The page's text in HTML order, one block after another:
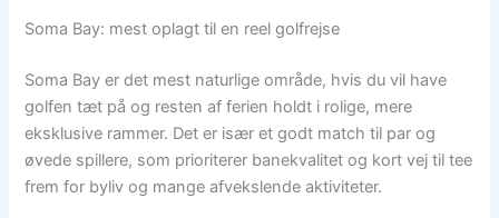
Soma Bay: mest oplagt til en reel golfrejse
Soma Bay er det mest naturlige område, hvis du vil have
golfen tæt på og resten af ferien holdt i rolige, mere
eksklusive rammer. Det er især et godt match til par og
øvede spillere, som prioriterer banekvalitet og kort vej til tee
frem for byliv og mange afvekslende aktiviteter.